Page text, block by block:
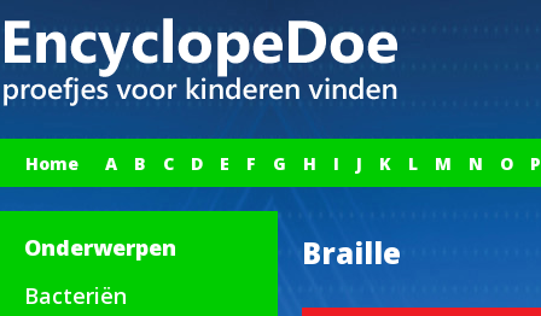
Home A B C D E F G H I J K L M N O P
Onderwerpen
Bacteriën
Braille